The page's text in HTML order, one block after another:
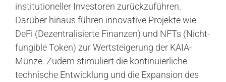
institutioneller Investoren zurückzuführen.
Darüber hinaus führen innovative Projekte wie
DeFi (Dezentralisierte Finanzen) und NFTs (Nicht-
fungible Token) zur Wertsteigerung der KAIA-
Münze. Zudem stimuliert die kontinuierliche
technische Entwicklung und die Expansion des